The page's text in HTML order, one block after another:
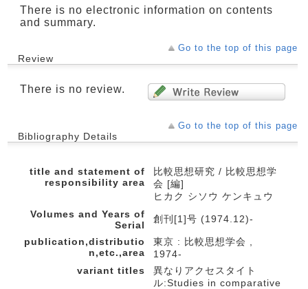
There is no electronic information on contents
and summary.
Go to the top of this page
Review
There is no review.
Go to the top of this page
Bibliography Details
title and statement of
responsibility area
比較思想研究 / 比較思想学
会 [編]
ヒカク シソウ ケンキュウ
Volumes and Years of
Serial
創刊[1]号 (1974.12)-
publication,distributio
n,etc.,area
東京 : 比較思想学会 ,
1974-
variant titles
異なりアクセスタイト
ル:Studies in comparative